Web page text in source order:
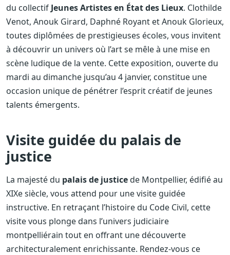
du collectif Jeunes Artistes en État des Lieux. Clothilde
Venot, Anouk Girard, Daphné Royant et Anouk Glorieux,
toutes diplômées de prestigieuses écoles, vous invitent
à découvrir un univers où l’art se mêle à une mise en
scène ludique de la vente. Cette exposition, ouverte du
mardi au dimanche jusqu’au 4 janvier, constitue une
occasion unique de pénétrer l’esprit créatif de jeunes
talents émergents.
Visite guidée du palais de
justice
La majesté du palais de justicede Montpellier, édifié au
XIXe siècle, vous attend pour une visite guidée
instructive. En retraçant l’histoire du Code Civil, cette
visite vous plonge dans l’univers judiciaire
montpelliérain tout en offrant une découverte
architecturalement enrichissante. Rendez-vous ce